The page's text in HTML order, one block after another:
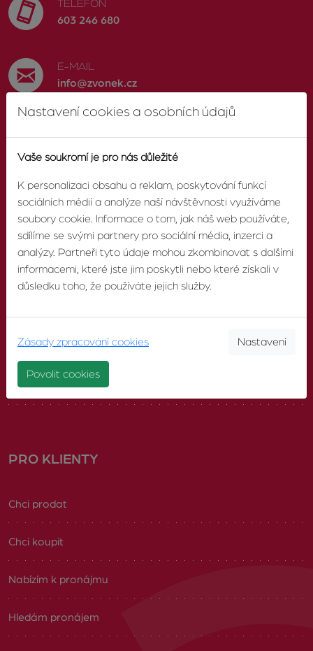
TELEFON
603 246 680
E-MAIL
info@zvonek.cz
O AGENTUŘE
O nás
Náš tým
Volná pracovní místa
PRO KLIENTY
Chci prodat
Chci koupit
Nabízím k pronájmu
Hledám pronájem
Nastavení cookies a osobních údajů
Vaše soukromí je pro nás důležité
K personalizaci obsahu a reklam, poskytování funkcí
sociálních médií a analýze naší návštěvnosti využíváme
soubory cookie. Informace o tom, jak náš web používáte,
sdílíme se svými partnery pro sociální média, inzerci a
analýzy. Partneři tyto údaje mohou zkombinovat s dalšími
informacemi, které jste jim poskytli nebo které získali v
důsledku toho, že používáte jejich služby.
Zásady zpracování cookies Nastavení
Povolit cookies